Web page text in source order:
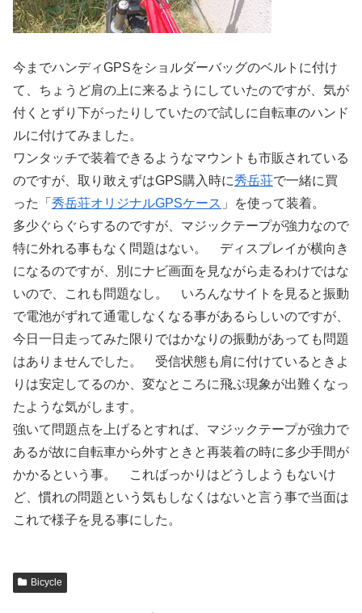
今までハンディGPSをショルダーバッグのベルトに付け
て、ちょうど肩の上に来るようにしていたのですが、気が
付くとずり下がったりしていたので試しに自転車のハンド
ルに付けてみました。
ワンタッチで装着できるようなマウントも市販されている
のですが、取り敢えずはGPS購入時に秀岳荘で一緒に買
った「 秀岳荘オリジナルGPSケース 」を使って装着。
多少ぐらぐらするのですが、マジックテープが強力なので
特に外れる事もなく問題はない。 ディスプレイが横向き
になるのですが、別にナビ画面を見ながら走るわけではな
いので、これも問題なし。 いろんなサイトを見ると振動
で電池がずれて通電しなくなる事があるらしいのですが、
今日一日走ってみた限りではかなりの振動があっても問題
はありませんでした。 受信状態も肩に付けているときよ
りは安定してるのか、変なところに飛ぶ現象が出難くなっ
たような気がします。
強いて問題点を上げるとすれば、マジックテープが強力で
あるが故に自転車から外すときと再装着の時に多少手間が
かかるという事。 こればっかりはどうしようもないけ
ど、慣れの問題という気もしなくはないと言う事で当面は
これで様子を見る事にした。
Bicycle